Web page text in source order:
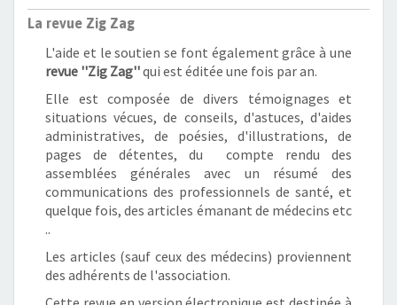
La revue Zig Zag
L'aide et le soutien se font également grâce à une
revue ''Zig Zag''qui est éditée une fois par an.
Elle est composée de divers témoignages et
situations vécues, de conseils, d'astuces, d'aides
administratives, de poésies, d'illustrations, de
pages de détentes, du compte rendu des
assemblées générales avec un résumé des
communications des professionnels de santé, et
quelque fois, des articles émanant de médecins etc
..
Les articles (sauf ceux des médecins) proviennent
des adhérents de l'association.